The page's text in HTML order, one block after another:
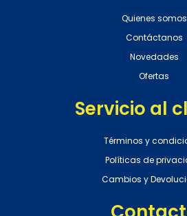
Quienes somos
Contáctanos
Novedades
Ofertas
Servicio al
Términos y
Políticas de
Cambios y